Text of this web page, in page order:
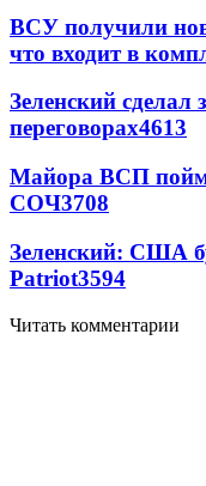
ВСУ получили
что входит в
Зеленский
переговорах4613
Майора ВСП
СОЧ3708
Зеленский: США
Patriot3594
Читать комментарии